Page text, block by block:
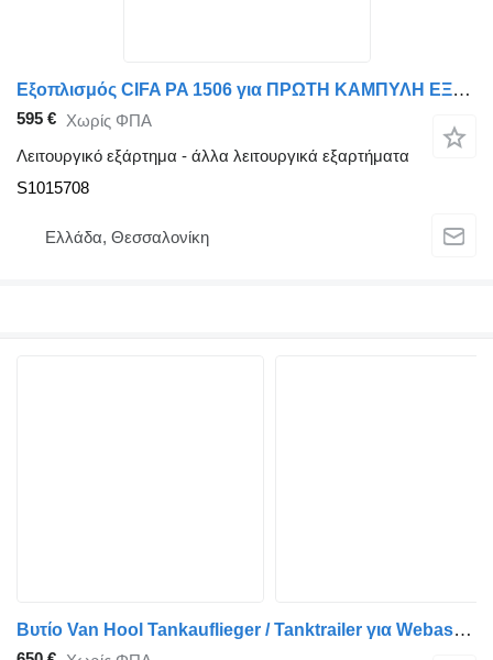
Εξοπλισμός CIFA PA 1506 για ΠΡΩΤΗ ΚΑΜΠΥΛΗ ΕΞΟΔΟΥ ΣΚΑΦΗΣ CIFA PA 1506 S1015708
595 € Χωρίς ΦΠΑ
Λειτουργικό εξάρτημα - άλλα λειτουργικά εξαρτήματα
S1015708
Ελλάδα, Θεσσαλονίκη
Βυτίο Van Hool Tankauflieger / Tanktrailer για Webasto Standheizung Tanktrailer 24v Webasto Standheizung Tanktrailer 24v